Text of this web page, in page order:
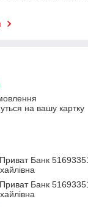
на вашу картку
Банк
Банк